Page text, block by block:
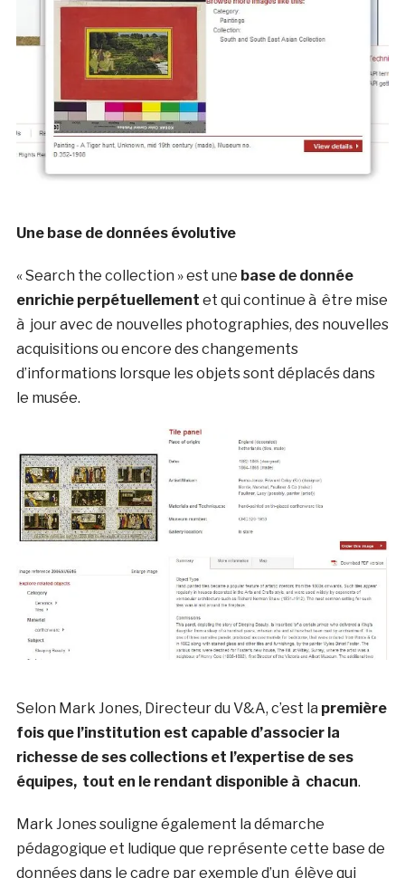
Une base de données évolutive
« Search the collection » est une base de donnée
enrichie perpétuellement et qui continue à être mise
à jour avec de nouvelles photographies, des nouvelles
acquisitions ou encore des changements
d’informations lorsque les objets sont déplacés dans
le musée.
Selon Mark Jones, Directeur du V&A, c’est la première
fois que l’institution est capable d’associer la
richesse de ses collections et l’expertise de ses
équipes, tout en le rendant disponible à chacun.
Mark Jones souligne également la démarche
pédagogique et ludique que représente cette base de
données dans le cadre par exemple d’un élève qui